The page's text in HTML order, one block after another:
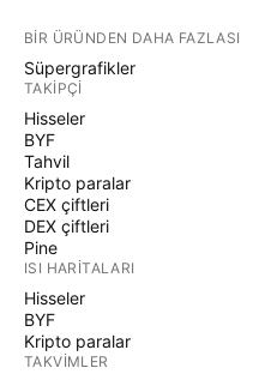
BIR ÜRÜNDEN DAHA FAZLASI
Süpergrafikler
TAKIPÇI
Hisseler
BYF
Tahvil
Kripto paralar
CEX çiftleri
DEX çiftleri
Pine
ISI HARITALARI
Hisseler
BYF
Kripto paralar
TAKVIMLER